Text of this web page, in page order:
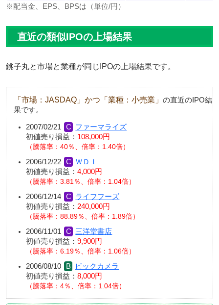
※配当金、EPS、BPSは（単位/円）
直近の類似IPOの上場結果
銚子丸と市場と業種が同じIPOの上場結果です。
「市場：JASDAQ」かつ「業種：小売業」 の直近のIPO結
果です。
2007/02/21
ファーマライズ
初値売り損益： 108,000円
騰落率：40％、倍率：1.40倍
2006/12/22
ＷＤＩ
初値売り損益： 4,000円
騰落率：3.81％、倍率：1.04倍
2006/12/14
ライフフーズ
初値売り損益： 240,000円
騰落率：88.89％、倍率：1.89倍
2006/11/01
三洋堂書店
初値売り損益： 9,900円
騰落率：6.19％、倍率：1.06倍
2006/08/10
ビックカメラ
初値売り損益： 8,000円
騰落率：4％、倍率：1.04倍